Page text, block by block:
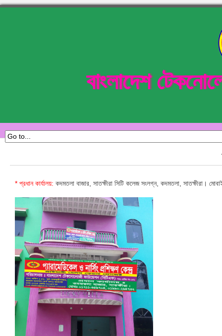
বাংলাদেশ
* প্রধান কার্যালয়: কদমতলা বাজার, সাতক্ষীরা সিটি কলেজ সংলগ্ন, কদমতলা, সাতক্ষীরা।